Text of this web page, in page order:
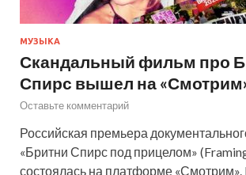
МУЗЫКА
Скандальный фильм про
Спирс вышел на
Оставьте комментарий
Российская премьера
«Бритни Спирс под прицелом»
состоялась на платформе